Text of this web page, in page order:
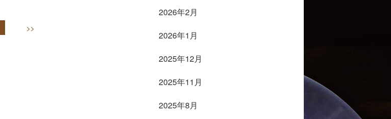
>>
2026年2月
2026年1月
2025年12月
2025年11月
2025年8月